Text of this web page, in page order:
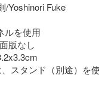
/Yoshinori Fuke
版なし
スタンド（別途）を